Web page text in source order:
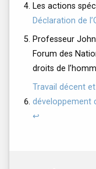
Les actions
Déclaration de
Professeur
Forum des
droits de
Travail décent
développement
↩